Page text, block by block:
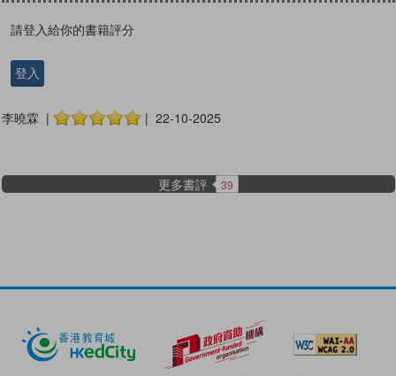
請登入給你的書籍評分
登入
李曉霖 | | 22-10-2025
更多書評 39